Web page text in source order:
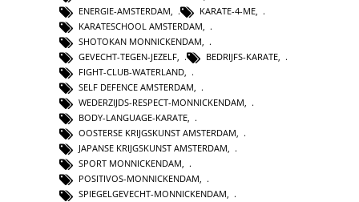
ENERGIE-AMSTERDAM
KARATE-4-ME
KARATESCHOOL AMSTERDAM
SHOTOKAN MONNICKENDAM
GEVECHT-TEGEN-JEZELF
BEDRIJFS-KARATE
FIGHT-CLUB-WATERLAND
SELF DEFENCE AMSTERDAM,
WEDERZIJDS-RESPECT-MONNICKENDAM,
BODY-LANGUAGE-KARATE,
OOSTERSE KRIJGSKUNST AMSTERDAM,
JAPANSE KRIJGSKUNST AMSTERDAM,
SPORT MONNICKENDAM,
POSITIVOS-MONNICKENDAM,
SPIEGELGEVECHT-MONNICKENDAM,